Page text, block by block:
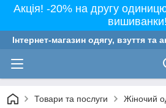
Акція! -20% на другу
вишиванки!
Інтернет-магазин одягу, взуття та
Товари та послуги Жіночий